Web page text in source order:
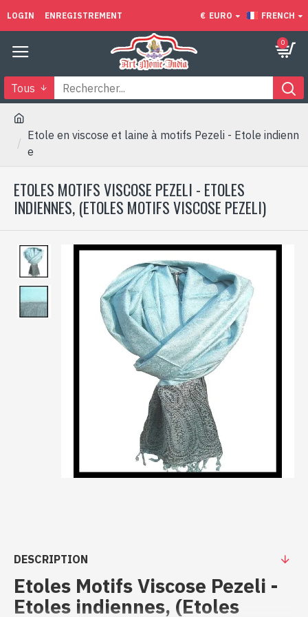
LOGIN ENREGISTREMENT € EURO FRENCH
0
Tous
Etole en viscose et laine à motifs Pezeli - Etole indienn
e
ETOLES MOTIFS VISCOSE PEZELI - ETOLES
INDIENNES, (ETOLES MOTIFS VISCOSE PEZELI)
DESCRIPTION
Etoles Motifs Viscose Pezeli -
Etoles indiennes, (Etoles